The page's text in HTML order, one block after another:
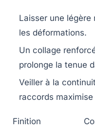
Laisser une
les déformations.
Un collage
prolonge la tenue
Veiller à la
raccords maximise
Finition